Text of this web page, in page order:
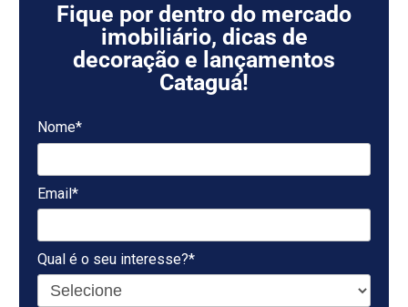
Fique por dentro do mercado
imobiliário, dicas de
decoração e lançamentos
Cataguá!
Nome*
Email*
Qual é o seu interesse?*